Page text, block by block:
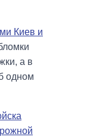
Киев и
а в
одном